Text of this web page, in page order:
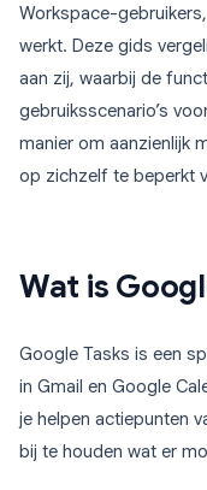
Workspace-
werkt. Deze gids
aan zij, waarbij de
gebruiksscenario’s
manier om aanzienlijk
op zichzelf te beperkt
Wat is
Google Tasks is een
in Gmail en Google
je helpen actiepunten
bij te houden wat er